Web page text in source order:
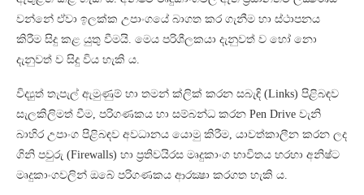
වන්නේ ඒවා ඉලක්ක උපාංගයේ බාගත කර ගැනීම හා ස්ථාපනය
කිරීම සිදු කළ යුතු වීමයි. මෙය පරිශීලකයා දැනුවත් ව හෝ නො
දැනුවත් ව සිදු විය හැකි ය.
විද්‍යුත් තැපැල් ඇමුණුම් හා තමන් ක්ලික් කරන සබැඳි (Links) පිළිබඳව
සැලකිලිමත් වීම, පරිගණකය හා සම්බන්ධ කරන Pen Drive වැනි
බාහිර උපාංග පිළිබඳව අවධානය යොමු කිරීම, යාවත්කාලීන කරන ලද
ගිනි පවුරු (Firewalls) හා ප්‍රතිවයිරස මෘදුකාංග භාවිතය හරහා අනිෂ්ට
මෘදුකාංගවලින් ඔබේ පරිගණකය ආරක්‍ෂා කරගත හැකි ය.